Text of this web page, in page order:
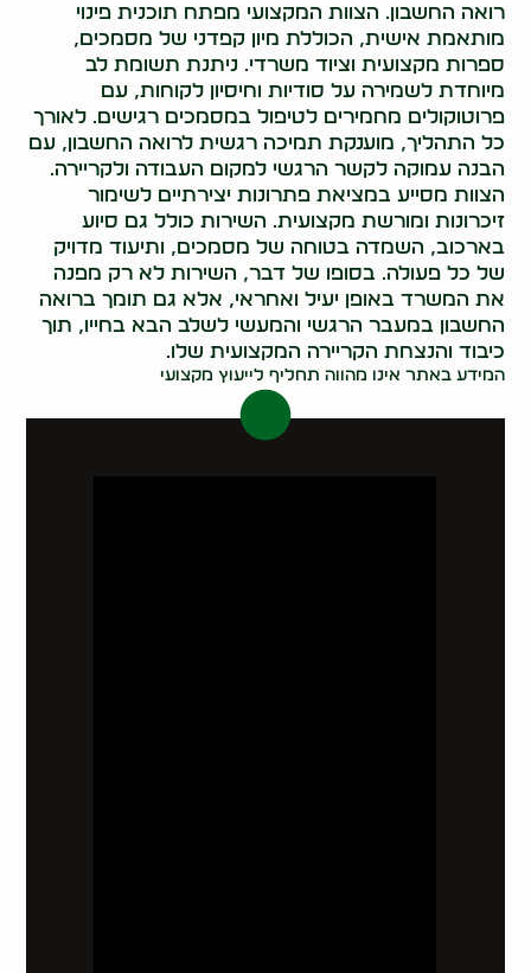
רואה החשבון. הצוות המקצועי מפתח תוכנית פינוי
מותאמת אישית, הכוללת מיון קפדני של מסמכים,
ספרות מקצועית וציוד משרדי. ניתנת תשומת לב
מיוחדת לשמירה על סודיות וחיסיון לקוחות, עם
פרוטוקולים מחמירים לטיפול במסמכים רגישים. לאורך
כל התהליך, מוענקת תמיכה רגשית לרואה החשבון, עם
הבנה עמוקה לקשר הרגשי למקום העבודה ולקריירה.
הצוות מסייע במציאת פתרונות יצירתיים לשימור
זיכרונות ומורשת מקצועית. השירות כולל גם סיוע
בארכוב, השמדה בטוחה של מסמכים, ותיעוד מדויק
של כל פעולה. בסופו של דבר, השירות לא רק מפנה
את המשרד באופן יעיל ואחראי, אלא גם תומך ברואה
החשבון במעבר הרגשי והמעשי לשלב הבא בחייו, תוך
כיבוד והנצחת הקריירה המקצועית שלו.
המידע באתר אינו מהווה תחליף לייעוץ מקצועי